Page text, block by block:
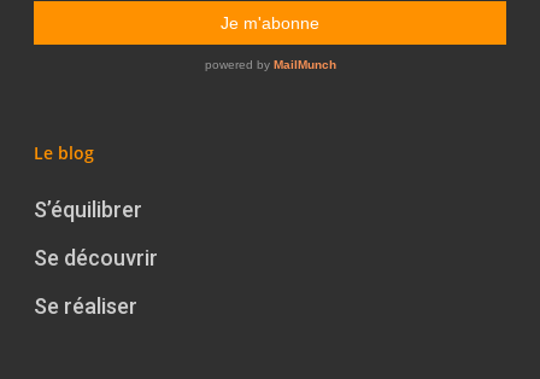
Le blog
S’équilibrer
Se découvrir
Se réaliser